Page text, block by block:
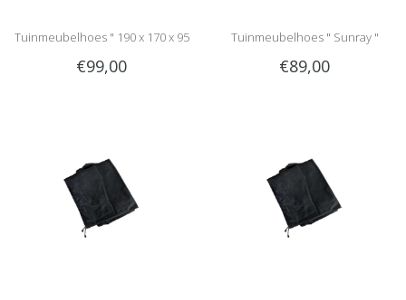
Tuinmeubelhoes " 190 x 170 x 95
cm "
€99,00
Tuinmeubelhoes " Sunray "
€89,00